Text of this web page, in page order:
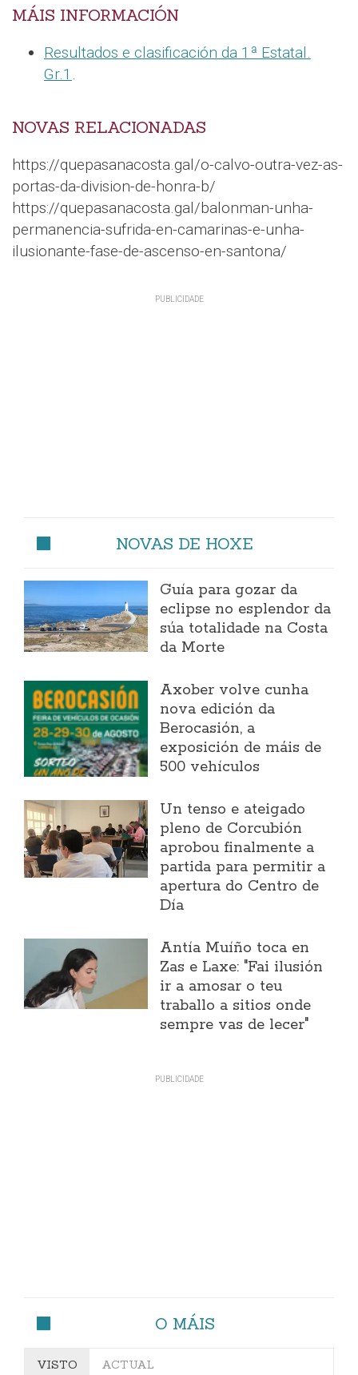
MÁIS INFORMACIÓN
Resultados e clasificación da 1ª Estatal.
Gr.1 .
NOVAS RELACIONADAS
https://quepasanacosta.gal/o-calvo-outra-vez-as-
portas-da-division-de-honra-b/
https://quepasanacosta.gal/balonman-unha-
permanencia-sufrida-en-camarinas-e-unha-
ilusionante-fase-de-ascenso-en-santona/
NOVAS DE HOXE
Guía para gozar da
eclipse no esplendor da
súa totalidade na Costa
da Morte
Axober volve cunha
nova edición da
Berocasión, a
exposición de máis de
500 vehículos
Un tenso e ateigado
pleno de Corcubión
aprobou finalmente a
partida para permitir a
apertura do Centro de
Día
Antía Muíño toca en
Zas e Laxe: "Fai ilusión
ir a amosar o teu
traballo a sitios onde
sempre vas de lecer"
O MÁIS
VISTO ACTUAL